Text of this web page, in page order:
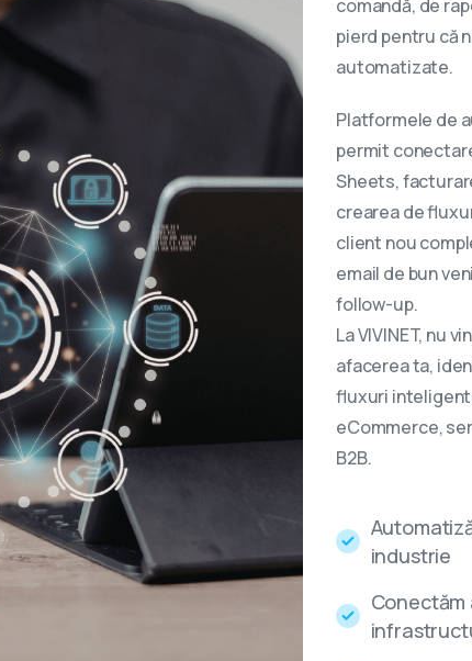
comandă, de
pierd pentru că
automatizate.
Platformele de
permit
Sheets,
crearea de
client nou
email de bun
follow-up.
La VIVINET, nu
afacerea ta,
fluxuri
eCommerce,
B2B.
industrie
Conectăm